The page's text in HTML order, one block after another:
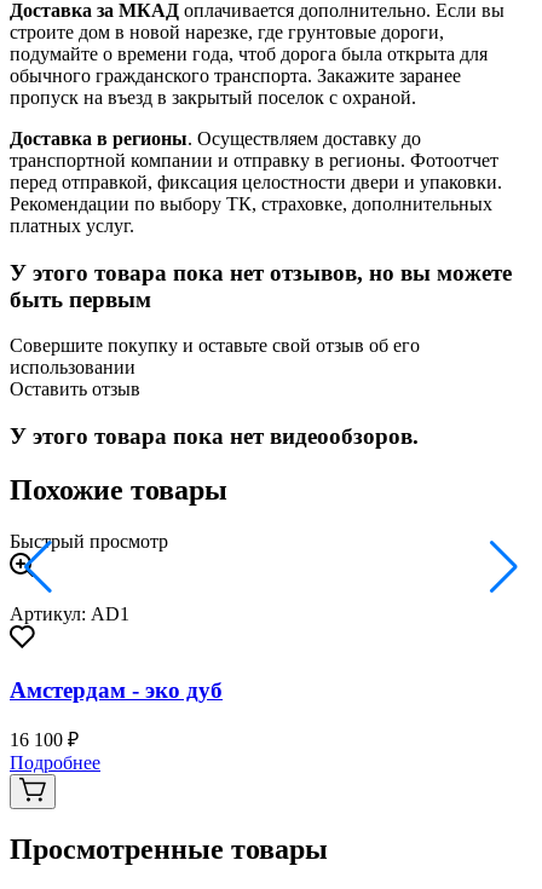
Доставка за МКАД оплачивается дополнительно. Если вы
строите дом в новой нарезке, где грунтовые дороги,
подумайте о времени года, чтоб дорога была открыта для
обычного гражданского транспорта. Закажите заранее
пропуск на въезд в закрытый поселок с охраной.
Доставка в регионы. Осуществляем доставку до
транспортной компании и отправку в регионы. Фотоотчет
перед отправкой, фиксация целостности двери и упаковки.
Рекомендации по выбору ТК, страховке, дополнительных
платных услуг.
У этого товара пока нет отзывов, но вы можете
быть первым
Совершите покупку и оставьте свой отзыв об его
использовании
Оставить отзыв
У этого товара пока нет видеообзоров.
Похожие товары
Быстрый просмотр
Артикул: AD1
Амстердам - эко дуб
16 100 ₽
Подробнее
Просмотренные товары